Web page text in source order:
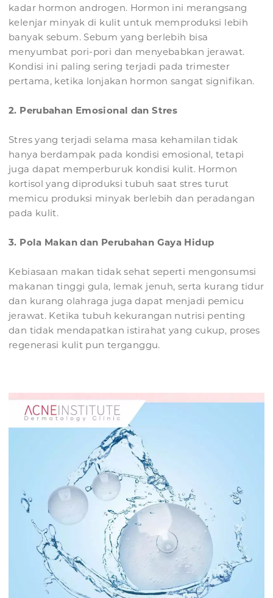
kadar hormon androgen. Hormon ini merangsang
kelenjar minyak di kulit untuk memproduksi lebih
banyak sebum. Sebum yang berlebih bisa
menyumbat pori-pori dan menyebabkan jerawat.
Kondisi ini paling sering terjadi pada trimester
pertama, ketika lonjakan hormon sangat signifikan.
2. Perubahan Emosional dan Stres
Stres yang terjadi selama masa kehamilan tidak
hanya berdampak pada kondisi emosional, tetapi
juga dapat memperburuk kondisi kulit. Hormon
kortisol yang diproduksi tubuh saat stres turut
memicu produksi minyak berlebih dan peradangan
pada kulit.
3. Pola Makan dan Perubahan Gaya Hidup
Kebiasaan makan tidak sehat seperti mengonsumsi
makanan tinggi gula, lemak jenuh, serta kurang tidur
dan kurang olahraga juga dapat menjadi pemicu
jerawat. Ketika tubuh kekurangan nutrisi penting
dan tidak mendapatkan istirahat yang cukup, proses
regenerasi kulit pun terganggu.